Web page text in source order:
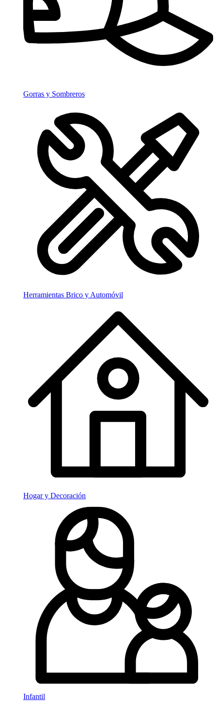
Gorras y Sombreros
Herramientas Brico y Automóvil
Hogar y Decoración
Infantil